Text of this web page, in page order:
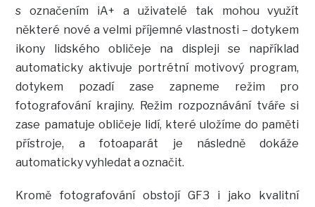
s označením iA+ a uživatelé tak mohou využít
některé nové a velmi příjemné vlastnosti – dotykem
ikony lidského obličeje na displeji se například
automaticky aktivuje portrétní motivový program,
dotykem pozadí zase zapneme režim pro
fotografování krajiny. Režim rozpoznávání tváře si
zase pamatuje obličeje lidí, které uložíme do paměti
přístroje, a fotoaparát je následně dokáže
automaticky vyhledat a označit.
Kromě fotografování obstojí GF3 i jako kvalitní